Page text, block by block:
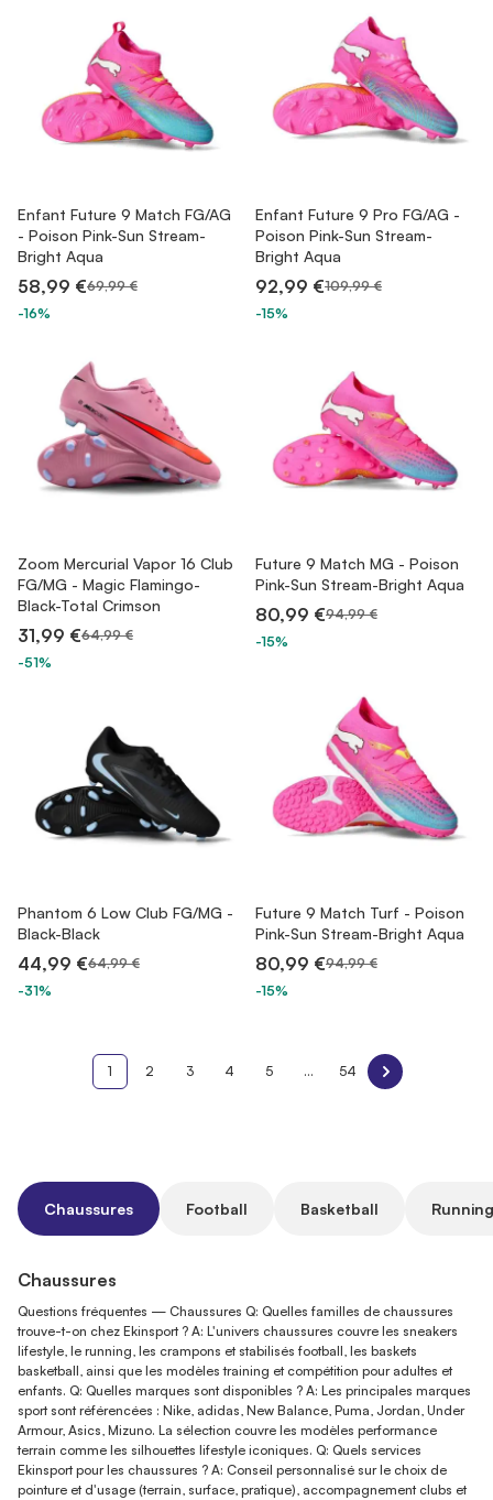
Enfant Future 9 Match FG/AG
- Poison Pink-Sun Stream-
Bright Aqua
58,99 €69,99 €
-16%
Enfant Future 9 Pro FG/AG -
Poison Pink-Sun Stream-
Bright Aqua
92,99 €109,99 €
-15%
Zoom Mercurial Vapor 16 Club
FG/MG - Magic Flamingo-
Black-Total Crimson
31,99 €64,99 €
-51%
Future 9 Match MG - Poison
Pink-Sun Stream-Bright Aqua
80,99 €94,99 €
-15%
Phantom 6 Low Club FG/MG -
Black-Black
44,99 €64,99 €
-31%
Future 9 Match Turf - Poison
Pink-Sun Stream-Bright Aqua
80,99 €94,99 €
-15%
1 2 3 4 5 ... 54
Chaussures Football Basketball
Chaussures
Questions fréquentes — Chaussures Q: Quelles familles de chaussures
trouve-t-on chez Ekinsport ? A: L'univers chaussures couvre les sneakers
lifestyle, le running, les crampons et stabilisés football, les baskets
basketball, ainsi que les modèles training et compétition pour adultes et
enfants. Q: Quelles marques sont disponibles ? A: Les principales marques
sport sont référencées : Nike, adidas, New Balance, Puma, Jordan, Under
Armour, Asics, Mizuno. La sélection couvre les modèles performance
terrain comme les silhouettes lifestyle iconiques. Q: Quels services
Ekinsport pour les chaussures ? A: Conseil personnalisé sur le choix de
pointure et d'usage (terrain, surface, pratique), accompagnement clubs et